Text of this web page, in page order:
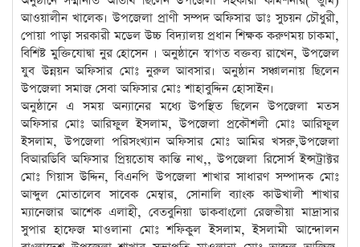
আওয়ালীন খালেক। উপজেলা প্রাণী সম্পদ অফিসার ডাঃ সুচয়ন চৌধুরী,
পোয়া পাড়া সরকারী মডেল উচ্চ বিদ্যালয় প্রধান শিক্ষক করুণময় চাকমা,
বিশিষ্ট মুক্তিযোদ্বা নুর হোসেন । অনুষ্ঠানে স্বাগত বক্তব্য রাখেন, উপজেল
যুব উন্নয়ন অফিসার মোঃ নুরুল আবসার। অনুষ্ঠান সঞ্চালনায় ছিলেন
উপজেলা সমাজ সেবা অফিসার মোঃ শাহাবুদ্দিন হোসাইন।
অনুষ্ঠানে এ সময় অন্যানের মধ্যে উপস্থিত ছিলেন উপজেলা মতস
অফিসার মোঃ আরিফুল ইসলাম, উপজেলা প্রকৌশলী মোঃ আরিফুল
ইসলাম, উপজেলা পরিসংখ্যান অফিসার মোঃ আমির খসরু,উপজেলা
বিআরডিবি অফিসার প্রিয়তোষ কান্তি নাথ,, উপজেলা রিসোর্স ইন্সট্রাক্টর
মোঃ গিয়াস উদ্দিন, বিএনপি উপজেলা শাখার সাধারণ সম্পাদক মোঃ
আব্দুল মোতালেব সাবেক মেম্বার, সোনালি ব্যাংক কাউখালী শাখার
ম্যানেজার আশেক এলাহী, বেতবুনিয়া ডাকবাংলো রেজভীয়া মাদ্রাসার
সুপার হাফেজ মাওলানা মোঃ শফিকুল ইসলাম, ইসলামী আন্দোলন